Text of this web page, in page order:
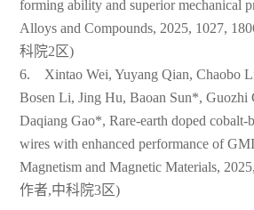
forming ability and superior mechanical
Alloys and Compounds, 2025, 1027,
科院2区)
6. Xintao Wei, Yuyang Qian, Chaobo
Bosen Li, Jing Hu, Baoan Sun*, Guozhi
Daqiang Gao*, Rare-earth doped cobalt-
wires with enhanced performance of
Magnetism and Magnetic Materials,
作者,中科院3区)